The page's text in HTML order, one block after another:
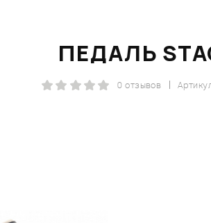
ПЕДАЛЬ
0 отзывов